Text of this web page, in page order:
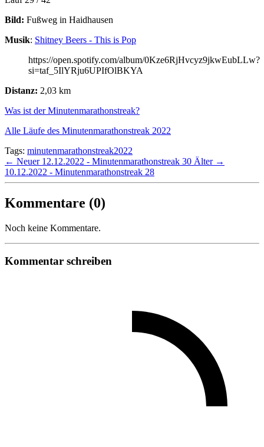
Bild: Fußweg in Haidhausen
Musik: Shitney Beers - This is Pop
https://open.spotify.com/album/0Kze6RjHvcyz9jkwEubLLw?
si=taf_5IlYRju6UPIfOlBKYA
Distanz: 2,03 km
Was ist der Minutenmarathonstreak?
Alle Läufe des Minutenmarathonstreak 2022
Tags: minutenmarathonstreak2022
← Neuer 12.12.2022 - Minutenmarathonstreak 30 Älter →
10.12.2022 - Minutenmarathonstreak 28
Kommentare (0)
Noch keine Kommentare.
Kommentar schreiben